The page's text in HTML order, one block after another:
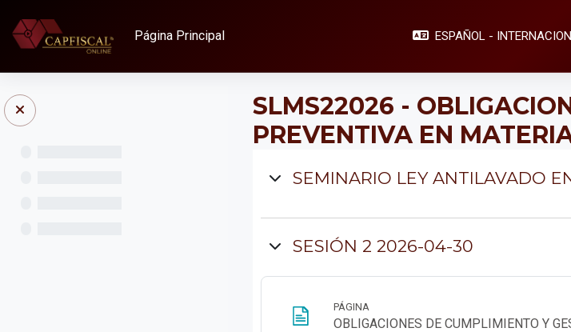
Página Principal
ESPAÑOL -
SLMS22026 -
PREVENTIVA EN
Diagrama de temas
SEMINARIO LEY ANTILAVADO
SESIÓN 2 2026-04-30
PÁGINA
OBLIGACIONES DE CUMPLIMIENTO Y